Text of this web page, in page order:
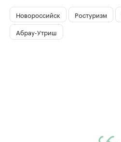
Новороссийск Ростуризм
Абрау-Утриш